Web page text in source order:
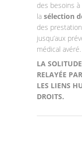
des besoins à
la sélection
des
jusqu’aux
médical avéré.
LA
RELAYÉE
LES LIENS
DROITS.